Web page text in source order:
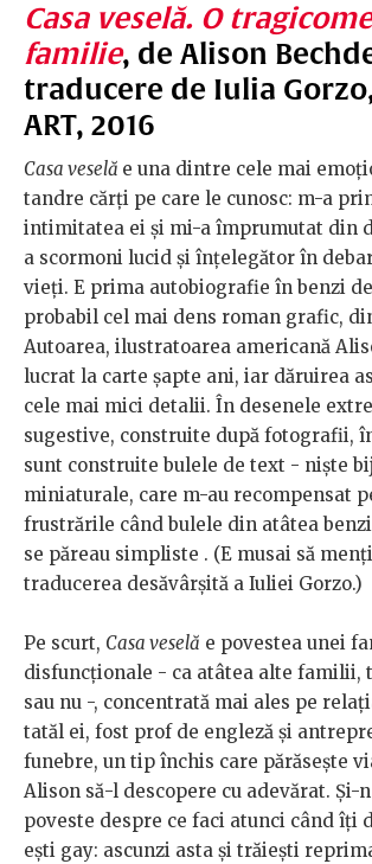
Casa veselă. O
familie, de Alison
traducere de Iulia
ART, 2016
Casa veselă e una dintre cele mai
tandre cărți pe care le cunosc: m-a
intimitatea ei și mi-a împrumutat din
a scormoni lucid și înțelegător în
vieți. E prima autobiografie în benzi
probabil cel mai dens roman grafic,
Autoarea, ilustratoarea americană
lucrat la carte șapte ani, iar dăruirea
cele mai mici detalii. În desenele
sugestive, construite după fotografii,
sunt construite bulele de text - niște
miniaturale, care m-au recompensat
frustrările când bulele din atâtea
se păreau simpliste . (E musai să
traducerea desăvârșită a Iuliei Gorzo.)
Pe scurt, Casa veselă e povestea unei
disfuncționale - ca atâtea alte familii,
sau nu -, concentrată mai ales pe
tatăl ei, fost prof de engleză și
funebre, un tip închis care părăsește
Alison să-l descopere cu adevărat. Și-
poveste despre ce faci atunci când îți
ești gay: ascunzi asta și trăiești